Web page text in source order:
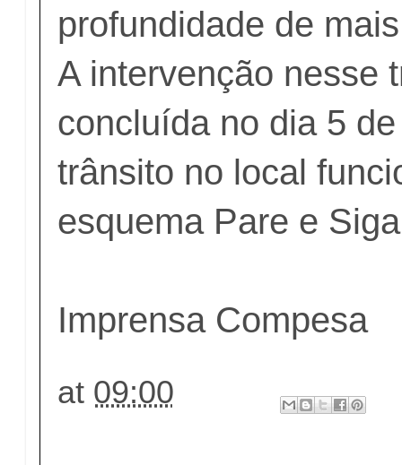
profundidade de
A intervenção nesse
concluída no dia 5
trânsito no local
esquema Pare e
Imprensa Compesa
at 09:00